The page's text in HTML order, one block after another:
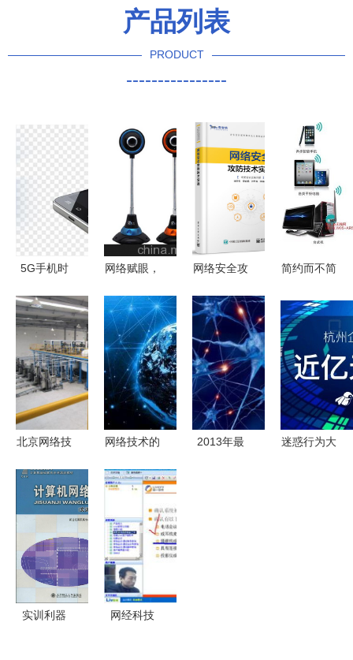
产品列表
PRODUCT
----------------
5G手机时
4G手机何
去何从？华
为言论让人
安心
网络赋眼，
——朔州市
鼎恒网络技
术的摄像头
直销让利方
案
网络安全攻
洞察网络技
术深层的博
弈
简约而不简
WN336无
线网卡随时
Wi-Fi评测
北京网络技
现状
网络技术的
势解析
2013年最
迷惑行为大
实训利器
网经科技